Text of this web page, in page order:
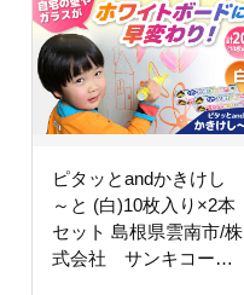
ピタッとandかきけし
～と (白)10枚入り×2本
セット 島根県雲南市/株
式会社 サンキコーポ